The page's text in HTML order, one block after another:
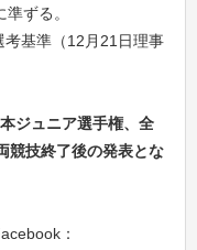
ずる。
基準（12月21日理事
ジュニア選手権、全
競技終了後の発表とな
：